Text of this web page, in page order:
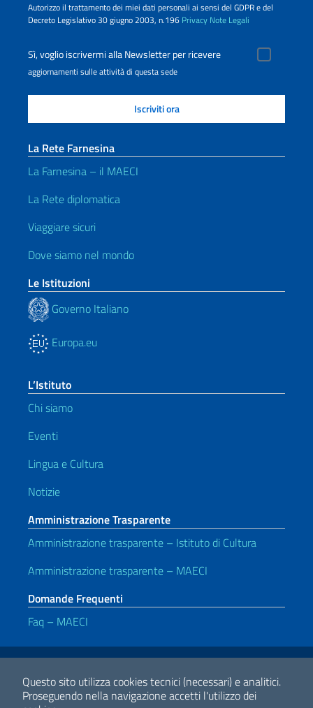
Questo sito utilizza cookies tecnici (necessari) e analitici.
Proseguendo nella navigazione accetti l'utilizzo dei
Autorizzo il trattamento dei miei dati personali ai sensi del GDPR e del
Decreto Legislativo 30 giugno 2003, n.196 Privacy Note Legali
Sì, voglio iscrivermi alla Newsletter per ricevere
aggiornamenti sulle attività di questa sede
La Rete Farnesina
La Farnesina – il MAECI
La Rete diplomatica
Viaggiare sicuri
Dove siamo nel mondo
Le Istituzioni
Governo Italiano
Europa.eu
L’Istituto
Chi siamo
Eventi
Lingua e Cultura
Notizie
Amministrazione Trasparente
Amministrazione trasparente – Istituto di Cultura
Amministrazione trasparente – MAECI
Domande Frequenti
Faq – MAECI
Link Utili